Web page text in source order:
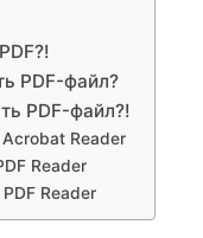
PDF-файл?
PDF-файл?!
Reader
Reader
Reader